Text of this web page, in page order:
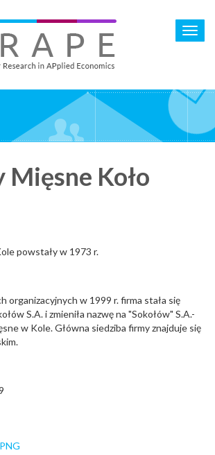
Mięsne Koło
powstały w 1973 r.
organizacyjnych w 1999 r. firma stała się
S.A. i zmieniła nazwę na "Sokołów" S.A.-
w Kole. Główna siedziba firmy znajduje się
PNG